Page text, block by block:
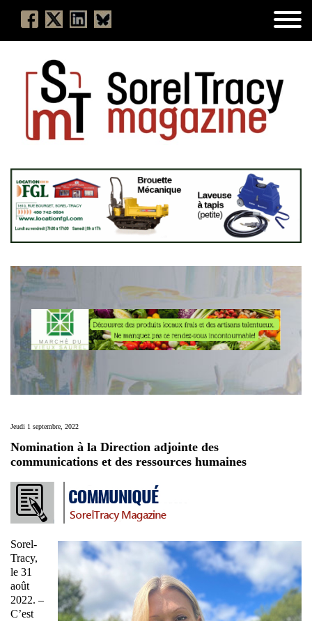
Jeudi 1 septembre, 2022
Nomination à la Direction adjointe des
communications et des ressources humaines
Sorel-
Tracy,
le 31
août
2022. –
C’est